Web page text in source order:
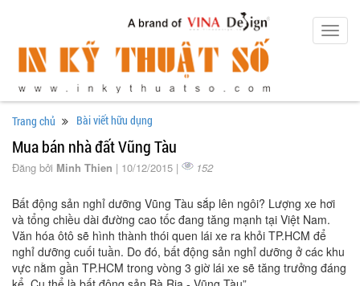
Trang chủ Bài viết hữu dụng
Mua bán nhà đất Vũng Tàu
Đăng bởi Minh Thien | 10/12/2015 | 152
Bất động sản nghỉ dưỡng Vũng Tàu sắp lên ngôi? Lượng xe hơi
và tổng chiều dài đường cao tốc đang tăng mạnh tại Việt Nam.
Văn hóa ôtô sẽ hình thành thói quen lái xe ra khỏi TP.HCM để
nghỉ dưỡng cuối tuần. Do đó, bất động sản nghỉ dưỡng ở các khu
vực nằm gần TP.HCM trong vòng 3 giờ lái xe sẽ tăng trưởng đáng